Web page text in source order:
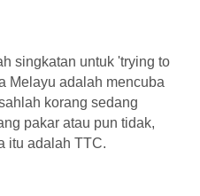
singkatan untuk 'trying to
Melayu adalah mencuba
korang sedang
pakar atau pun tidak,
itu adalah TTC.